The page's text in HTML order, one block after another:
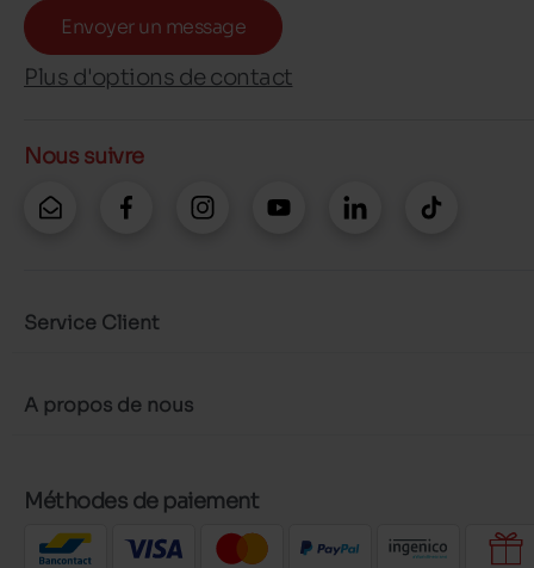
Envoyer un message
Plus d'options de contact
Nous suivre
Service Client
A propos de nous
Méthodes de paiement